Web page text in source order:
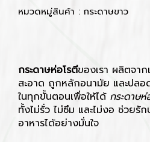
หมวดหมู่สินค้า : กระดาษขาว
กระดาษห่อโรตีของเรา ผลิตจา
สะอาด ถูกหลักอนามัย และปลอ
ในทุกขั้นตอนเพื่อให้ได้ กระดาษห่
ทั้งไม่รั่ว ไม่ซึม และไม่งอ ช่วยรั
อาหารได้อย่างมั่นใจ